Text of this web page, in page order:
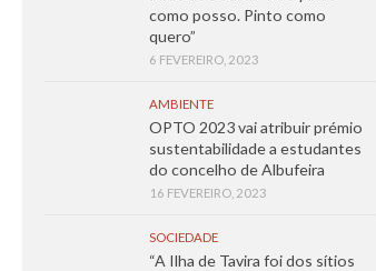
como posso. Pinto como
quero”
6 FEVEREIRO, 2023
AMBIENTE
OPTO 2023 vai atribuir prémio
sustentabilidade a estudantes
do concelho de Albufeira
16 FEVEREIRO, 2023
SOCIEDADE
“A Ilha de Tavira foi dos sítios